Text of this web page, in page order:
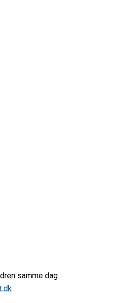
samme dag.